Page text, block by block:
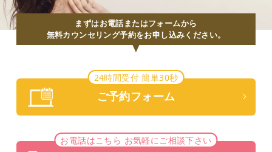
まずはお電話またはフォームから
無料カウンセリング予約をお申し込みください。
24時間受付 簡単30秒
ご予約フォーム
お電話はこちら お気軽にご相談下さい